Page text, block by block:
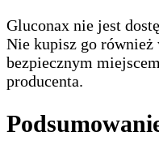
Gluconax nie jest
Nie kupisz go również
bezpiecznym
producenta.